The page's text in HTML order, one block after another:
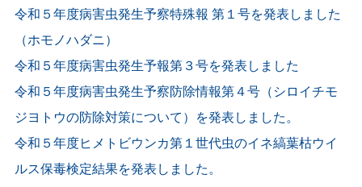
令和５年度病害虫発生予察特殊報 第１号を発表しました
（ホモノハダニ）
令和５年度病害虫発生予報第３号を発表しました
令和５年度病害虫発生予察防除情報第４号（シロイチモ
ジヨトウの防除対策について）を発表しました。
令和５年度ヒメトビウンカ第１世代虫のイネ縞葉枯ウイ
ルス保毒検定結果を発表しました。